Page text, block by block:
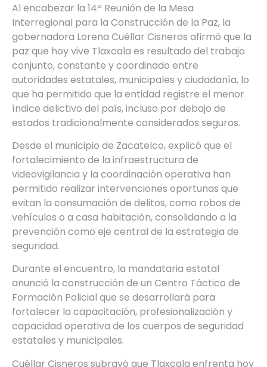
Al encabezar la 14ª Reunión de la Mesa
Interregional para la Construcción de la Paz, la
gobernadora Lorena Cuéllar Cisneros afirmó que la
paz que hoy vive Tlaxcala es resultado del trabajo
conjunto, constante y coordinado entre
autoridades estatales, municipales y ciudadanía, lo
que ha permitido que la entidad registre el menor
índice delictivo del país, incluso por debajo de
estados tradicionalmente considerados seguros.
Desde el municipio de Zacatelco, explicó que el
fortalecimiento de la infraestructura de
videovigilancia y la coordinación operativa han
permitido realizar intervenciones oportunas que
evitan la consumación de delitos, como robos de
vehículos o a casa habitación, consolidando a la
prevención como eje central de la estrategia de
seguridad.
Durante el encuentro, la mandataria estatal
anunció la construcción de un Centro Táctico de
Formación Policial que se desarrollará para
fortalecer la capacitación, profesionalización y
capacidad operativa de los cuerpos de seguridad
estatales y municipales.
Cuéllar Cisneros subrayó que Tlaxcala enfrenta hoy